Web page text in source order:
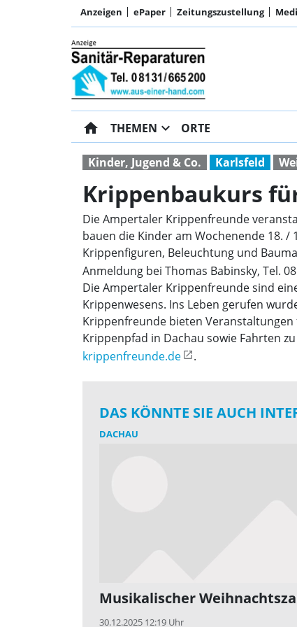
Anzeigen ePaper Zeitungszustellung
home THEMEN expand_more ORTE
Kinder, Jugend & Co. Karlsfeld
Krippenbaukurs
Die Ampertaler Krippenfreunde
bauen die Kinder am Wochenende 18.
Krippenfiguren, Beleuchtung und
Anmeldung bei Thomas Babinsky, Tel.
Die Ampertaler Krippenfreunde sind
Krippenwesens. Ins Leben gerufen
Krippenfreunde bieten
Krippenpfad in Dachau sowie Fahrten
krippenfreunde.de
.
DAS KÖNNTE SIE AUCH
DACHAU
Musikalischer
30.12.2025 12:19 Uhr